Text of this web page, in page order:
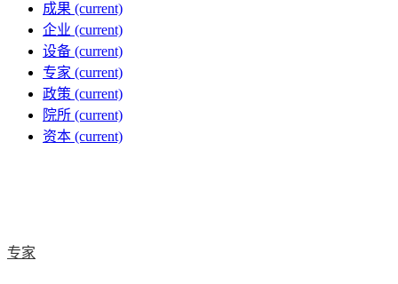
成果 (current)
企业 (current)
设备 (current)
专家 (current)
政策 (current)
院所 (current)
资本 (current)
专家